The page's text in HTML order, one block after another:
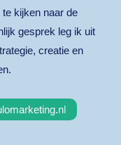
kijken naar de
gesprek leg ik uit
creatie en